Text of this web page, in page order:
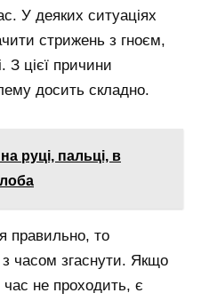
У деяких ситуаціях
стрижень з гноєм,
З цієї причини
досить складно.
руці, пальці, в
правильно, то
з часом згаснути. Якщо
не проходить, є